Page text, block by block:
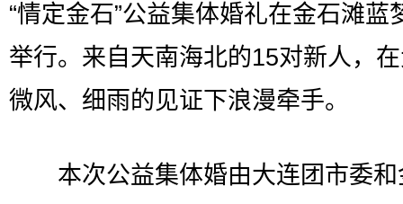
“情定金石”公益集体婚礼在金石滩蓝
举行。来自天南海北的15对新人，
微风、细雨的见证下浪漫牵手。
本次公益集体婚由大连团市委和